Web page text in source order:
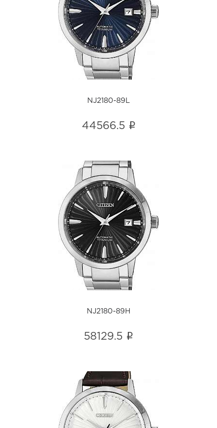
NJ2180-89L
i
NJ2180-89L
44566.5 i
NJ2180-89H
i
NJ2180-89H
58129.5 i